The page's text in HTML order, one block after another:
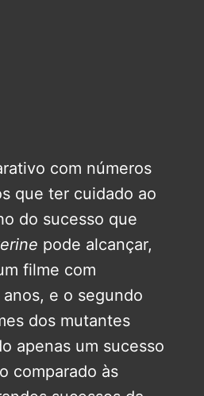
com números
que ter cuidado ao
do sucesso que
pode alcançar,
filme com
e o segundo
dos mutantes
apenas um sucesso
comparado às